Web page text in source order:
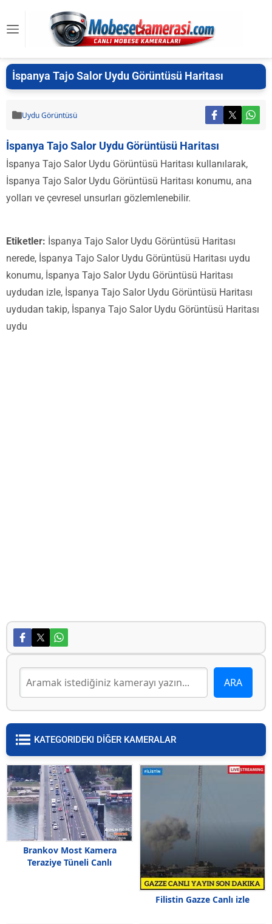
İspanya Tajo Salor Uydu Görüntüsü Haritası
Uydu Görüntüsü
İspanya Tajo Salor Uydu Görüntüsü Haritası
İspanya Tajo Salor Uydu Görüntüsü Haritası kullanılarak,
İspanya Tajo Salor Uydu Görüntüsü Haritası konumu, ana
yolları ve çevresel unsurları gözlemlenebilir.
Etiketler: İspanya Tajo Salor Uydu Görüntüsü Haritası
nerede, İspanya Tajo Salor Uydu Görüntüsü Haritası uydu
konumu, İspanya Tajo Salor Uydu Görüntüsü Haritası
uydudan izle, İspanya Tajo Salor Uydu Görüntüsü Haritası
uydudan takip, İspanya Tajo Salor Uydu Görüntüsü Haritası
uydu
KATEGORIDEKI DİĞER KAMERALAR
Brankov Most Kamera
Teraziye Tüneli Canlı
Filistin Gazze Canlı izle